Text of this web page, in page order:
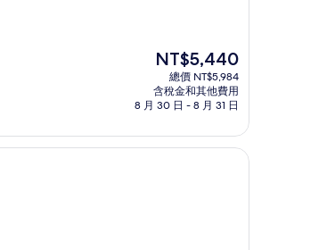
現
價
格
NT$5,440
NT$5,440
總價 NT$5,984
含稅金和其他費用
8 月 30 日 - 8 月 31 日